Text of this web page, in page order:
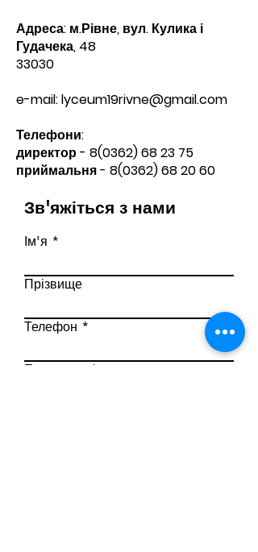
Адреса: м.Рівне, вул. Кулика і
Гудачека, 48
33030
e-mail:lyceum19rivne@gmail.com
Телефони:​
директор - 8(0362) 68 23 75
приймальня - 8(0362) 68 20 60
Зв'яжіться з нами
Ім'я
Прізвище
Телефон
Ел. пошта